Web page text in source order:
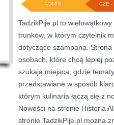
CZE -
ADMIN
TadzikPije.pl to
trunków, w którym czytelnik
dotyczące szampana.
osobach, które chcą lepiej
szukają miejsca, gdzie
przedstawiane w sposób
którym kulinaria łączą się z
Nowości na stronie Historia
stronie TadzikPije.pl można